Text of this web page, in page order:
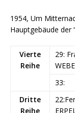
1954, Um
Hauptgebäude der
Vierte
Reihe
29:
33:
Dritte
Reihe